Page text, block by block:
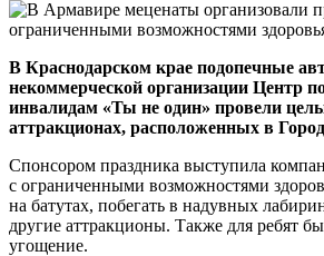
В Краснодарском крае подопечные
некоммерческой организации Центр
инвалидам «Ты не один» провели
аттракционах, расположенных в
Спонсором праздника выступила
с ограниченными возможностями
на батутах, побегать в надувных
другие аттракционы. Также для ребят
угощение.